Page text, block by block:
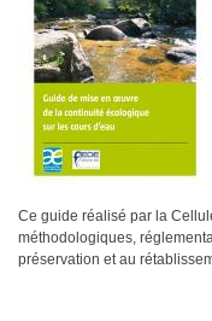
Ce guide réalisé par la
méthodologiques,
préservation et au